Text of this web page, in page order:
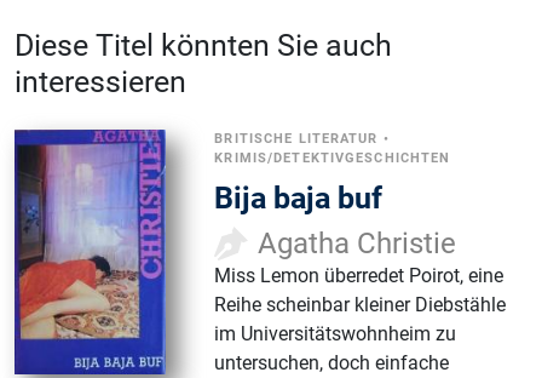
Diese Titel könnten Sie auch
interessieren
BRITISCHE LITERATUR •
KRIMIS/DETEKTIVGESCHICHTEN
Bija baja buf
Agatha Christie
Miss Lemon überredet Poirot, eine
Reihe scheinbar kleiner Diebstähle
im Universitätswohnheim zu
untersuchen, doch einfache